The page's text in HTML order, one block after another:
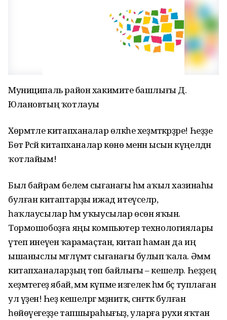
Муниципаль район хакимиәте башлығы Д.
Юлановтың ҡотлауы
Хөрмәтле китапханалар өлкәһе хеҙмәткәрҙәре! Һеҙҙе
Бөтә Рәсәй китапханалар көнө менән ысын күңелдән
ҡотлайым!
Был байрам белем сығанағы һәм аҡыл хазинаһы
булған китаптарҙы ижад итеүселәр,
һаҡлаусылар һәм уҡыусылар өсөн яҡын.
Тормошобоҙға яңы компьютер технологиялары
үтеп инеүенә ҡарамаҫтан, китап һаман да иң
ышаныслы мәғлүмәт сығанағы булып ҡала. Әммә
китапханаларҙың төп байлығы – кешеләр. Һеҙҙең
хеҙмәтегеҙ ябай, әммә күпме изгелек һәм бәҫ туплаған
ул үҙенә! Һеҙ кешеләргә мәҙәниәткә, сәнғәткә булған
һөйөүегеҙҙе тапшыраһығыҙ, уларға рухи яҡтан